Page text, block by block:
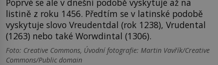
listině z roku 1456. Předtím se v latinské podobě
vyskytuje slovo Vreudentdal (rok 1238), Vrudental
(1263) nebo také Worwdintal (1306).
Foto: Creative Commons, Úvodní fotografie: Martin Vavřík/Creative
Commons/Public domain